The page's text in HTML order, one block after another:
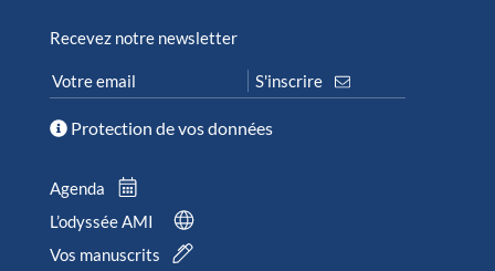
Recevez notre newsletter
Protection de vos données
Agenda
L’odyssée AMI
Vos manuscrits